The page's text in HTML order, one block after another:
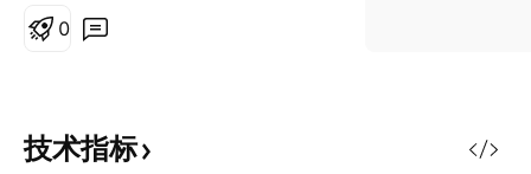
易规则！
0
技术指标